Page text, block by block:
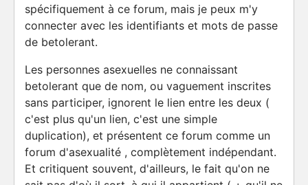
spécifiquement à ce forum, mais je peux m'y
connecter avec les identifiants et mots de passe
de betolerant.
Les personnes asexuelles ne connaissant
betolerant que de nom, ou vaguement inscrites
sans participer, ignorent le lien entre les deux (
c'est plus qu'un lien, c'est une simple
duplication), et présentent ce forum comme un
forum d'asexualité , complètement indépendant.
Et critiquent souvent, d'ailleurs, le fait qu'on ne